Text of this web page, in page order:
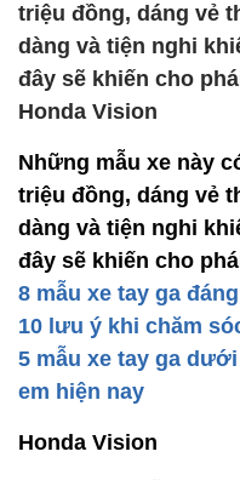
triệu đồng, dáng vẻ
dàng và tiện nghi
đây sẽ khiến cho
Honda Vision
Những mẫu xe này
triệu đồng, dáng vẻ
dàng và tiện nghi
đây sẽ khiến cho
8 mẫu xe tay ga
10 lưu ý khi chăm
5 mẫu xe tay ga
em hiện nay
Honda Vision